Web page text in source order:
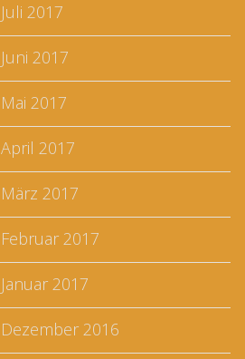
Juli 2017
Juni 2017
Mai 2017
April 2017
März 2017
Februar 2017
Januar 2017
Dezember 2016